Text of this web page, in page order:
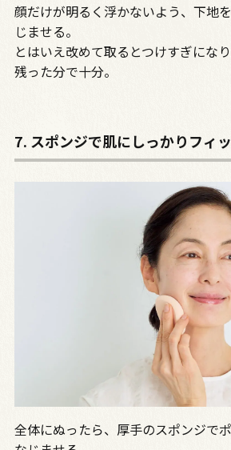
顔だけが明るく浮かないよう、下地
じませる。
とはいえ改めて取るとつけすぎにな
残った分で十分。
7. スポンジで肌にしっかりフィ
全体にぬったら、厚手のスポンジで